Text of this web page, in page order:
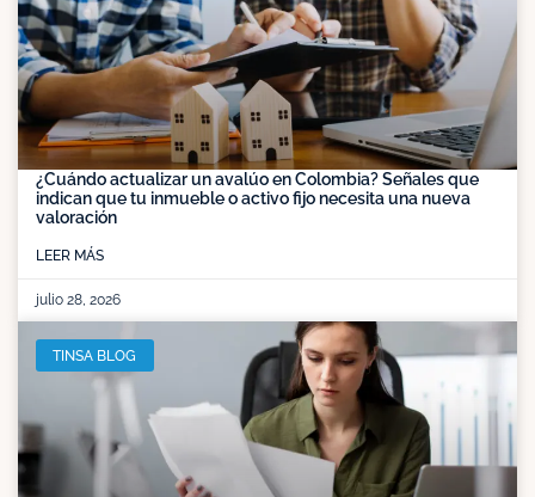
¿Cuándo actualizar un avalúo en Colombia? Señales que
indican que tu inmueble o activo fijo necesita una nueva
valoración
LEER MÁS
julio 28, 2026
TINSA BLOG